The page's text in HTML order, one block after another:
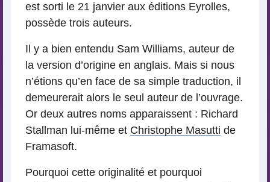
est sorti le 21 janvier aux éditions Eyrolles,
possède trois auteurs.
Il y a bien entendu Sam Williams, auteur de
la version d’origine en anglais. Mais si nous
n’étions qu’en face de sa simple traduction, il
demeurerait alors le seul auteur de l’ouvrage.
Or deux autres noms apparaissent : Richard
Stallman lui-même et Christophe Masutti de
Framasoft.
Pourquoi cette originalité et pourquoi